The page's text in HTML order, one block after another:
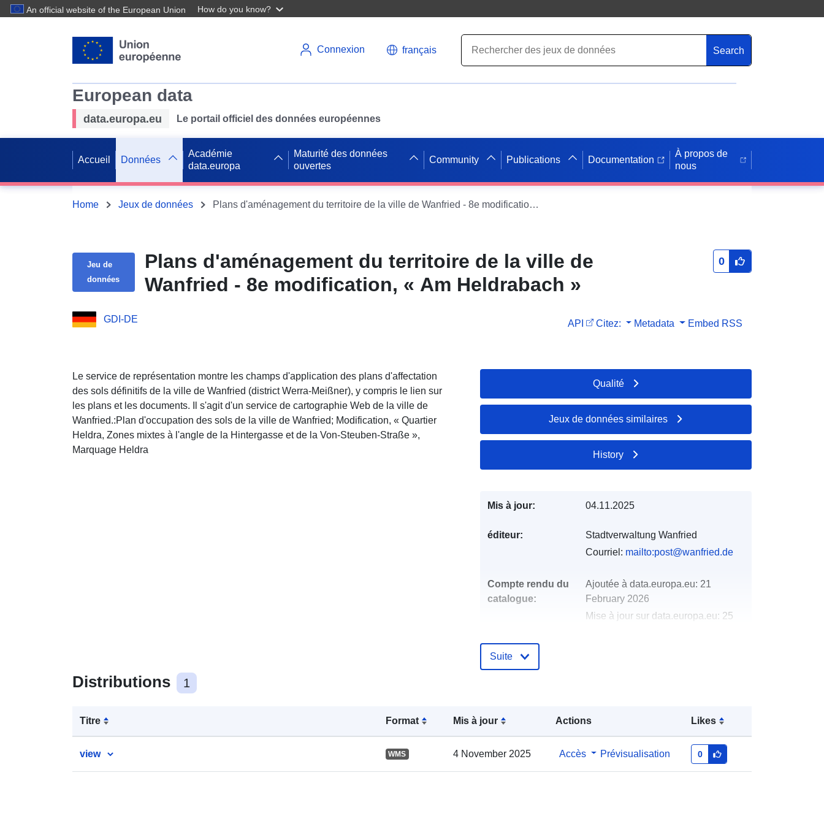
An official website of the European Union How do you know?
Connexion français Search
European data
data.europa.eu Le portail officiel des données européennes
Accueil Données
Académie
data.europa
Maturité des données
ouvertes
Community Publications Documentation
À propos de
nous
Home Jeux de données Plans d'aménagement du territoire de la ville de Wanfried - 8e modification, « Am Heldrabach »
Jeu de
données
Plans d'aménagement du territoire de la ville de
Wanfried - 8e modification, « Am Heldrabach »
0
GDI-DE API Citez: Metadata Embed RSS
Le service de représentation montre les champs d'application des plans d'affectation
des sols définitifs de la ville de Wanfried (district Werra-Meißner), y compris le lien sur
les plans et les documents. Il s'agit d'un service de cartographie Web de la ville de
Wanfried.:Plan d'occupation des sols de la ville de Wanfried; Modification, « Quartier
Heldra, Zones mixtes à l'angle de la Hintergasse et de la Von-Steuben-Straße »,
Marquage Heldra
Distributions 1
Titre Format Mis à jour Actions Likes
view WMS 4 November 2025 Accès Prévisualisation 0
Qualité
Jeux de données similaires
History
Mis à jour: 04.11.2025
éditeur:
Stadtverwaltung Wanfried
Courriel: mailto:post@wanfried.de
Compte rendu du
catalogue:
Ajoutée à data.europa.eu: 21
February 2026
Mise à jour sur data.europa.eu: 25
spatial:
Type:
uriRef:
http://data.europa.eu/88u/dataset/37
072ed3-9d5d-5ed0-ae12-
Suite